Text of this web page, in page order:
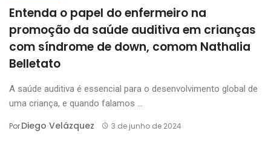
Entenda o papel do enfermeiro na
promoção da saúde auditiva em crianças
com síndrome de down, comom Nathalia
Belletato
A saúde auditiva é essencial para o desenvolvimento global de
uma criança, e quando falamos ...
PorDiego Velázquez 3 de junho de 2024